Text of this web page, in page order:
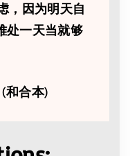
，因为明天自
处一天当就够
(和合本)